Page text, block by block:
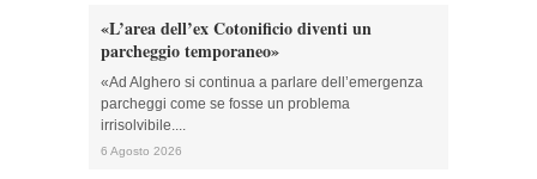
«L’area dell’ex Cotonificio diventi un
parcheggio temporaneo»
«Ad Alghero si continua a parlare dell’emergenza
parcheggi come se fosse un problema
irrisolvibile....
6 Agosto 2026